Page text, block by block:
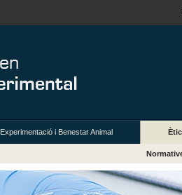
Experimentació i Benestar Animal